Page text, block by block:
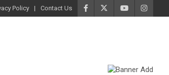
Policy Contact Us